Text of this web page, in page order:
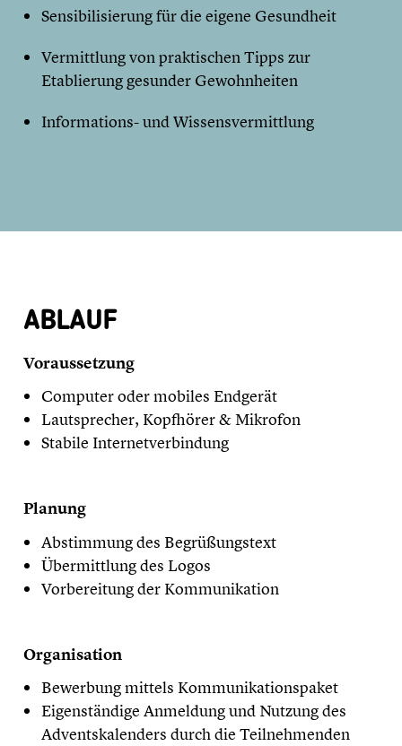
Sensibilisierung für die eigene Gesundheit
Vermittlung von praktischen Tipps zur
Etablierung gesunder Gewohnheiten
Informations- und Wissensvermittlung
ABLAUF
Voraussetzung
Computer oder mobiles Endgerät
Lautsprecher, Kopfhörer & Mikrofon
Stabile Internetverbindung
Planung
Abstimmung des Begrüßungstext
Übermittlung des Logos
Vorbereitung der Kommunikation
Organisation
Bewerbung mittels Kommunikationspaket
Eigenständige Anmeldung und Nutzung des
Adventskalenders durch die Teilnehmenden